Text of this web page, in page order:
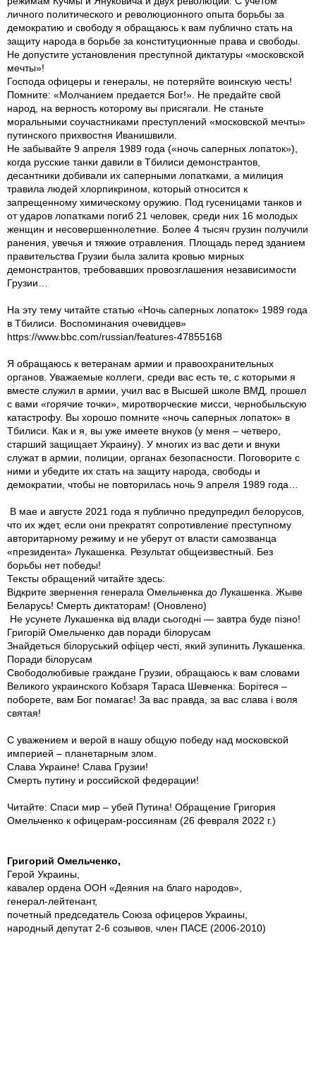
личного политического и революционного опыта борьбы за
демократию и свободу я обращаюсь к вам публично стать на
защиту народа в борьбе за конституционные права и свободы.
Не допустите установления преступной диктатуры «московской
мечты»!
Господа офицеры и генералы, не потеряйте воинскую честь!
Помните: «Молчанием предается Бог!». Не предайте свой
народ, на верность которому вы присягали. Не станьте
моральными соучастниками преступлений «московской мечты»
путинского прихвостня Иванишвили.
Не забывайте 9 апреля 1989 года («ночь саперных лопаток»),
когда русские танки давили в Тбилиси демонстрантов,
десантники добивали их саперными лопатками, а милиция
травила людей хлорпикрином, который относится к
запрещенному химическому оружию. Под гусеницами танков и
от ударов лопатками погиб 21 человек, среди них 16 молодых
женщин и несовершеннолетние. Более 4 тысяч грузин получили
ранения, увечья и тяжкие отравления. Площадь перед зданием
правительства Грузии была залита кровью мирных
демонстрантов, требовавших провозглашения независимости
Грузии…
На эту тему читайте статью «Ночь саперных лопаток» 1989 года
в Тбилиси. Воспоминания очевидцев»
https://www.bbc.com/russian/features-47855168
Я обращаюсь к ветеранам армии и правоохранительных
органов. Уважаемые коллеги, среди вас есть те, с которыми я
вместе служил в армии, учил вас в Высшей школе ВМД, прошел
с вами «горячие точки», миротворческие мисси, чернобыльскую
катастрофу. Вы хорошо помните «ночь саперных лопаток» в
Тбилиси. Как и я, вы уже имеете внуков (у меня – четверо,
старший защищает Украину). У многих из вас дети и внуки
служат в армии, полиции, органах безопасности. Поговорите с
ними и убедите их стать на защиту народа, свободы и
демократии, чтобы не повторилась ночь 9 апреля 1989 года…
В мае и августе 2021 года я публично предупредил белорусов,
что их ждет, если они прекратят сопротивление преступному
авторитарному режиму и не уберут от власти самозванца
«президента» Лукашенка. Результат общеизвестный. Без
борьбы нет победы!
Тексты обращений читайте здесь:
Відкрите звернення генерала Омельченка до Лукашенка. Жыве
Беларусь! Смерть диктаторам! (Оновлено)
Не усунете Лукашенка від влади сьогодні — завтра буде пізно!
Григорій Омельченко дав поради білорусам
Знайдеться білоруський офіцер честі, який зупинить Лукашенка.
Поради білорусам
Свободолюбивые граждане Грузии, обращаюсь к вам словами
Великого украинского Кобзаря Тараса Шевченка: Борітеся –
поборете, вам Бог помагає! За вас правда, за вас слава і воля
святая!
С уважением и верой в нашу общую победу над московской
империей – планетарным злом.
Слава Украине! Слава Грузии!
Смерть путину и российской федерации!
Читайте: Спаси мир – убей Путина! Обращение Григория
Омельченко к офицерам-россиянам (26 февраля 2022 г.)
Григорий Омельченко,
Герой Украины,
кавалер ордена ООН «Деяния на благо народов»,
генерал-лейтенант,
почетный председатель Союза офицеров Украины,
народный депутат 2-6 созывов, член ПАСЕ (2006-2010)